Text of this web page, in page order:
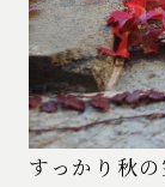
すっかり秋